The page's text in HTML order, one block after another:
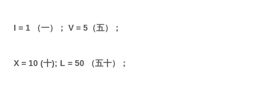
I = 1 （一）； V = 5（五）；
X = 10 (十); L = 50 （五十）；